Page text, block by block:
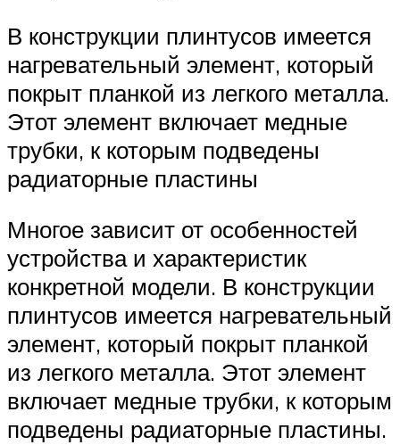
В конструкции плинтусов имеется
нагревательный элемент, который
покрыт планкой из легкого металла.
Этот элемент включает медные
трубки, к которым подведены
радиаторные пластины
Многое зависит от особенностей
устройства и характеристик
конкретной модели. В конструкции
плинтусов имеется нагревательный
элемент, который покрыт планкой
из легкого металла. Этот элемент
включает медные трубки, к которым
подведены радиаторные пластины.